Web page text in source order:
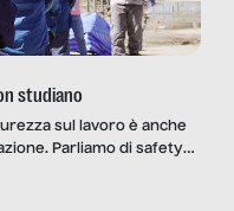
studiano
sul lavoro è anche
Parliamo di safety
Andrea Buti e Stefano